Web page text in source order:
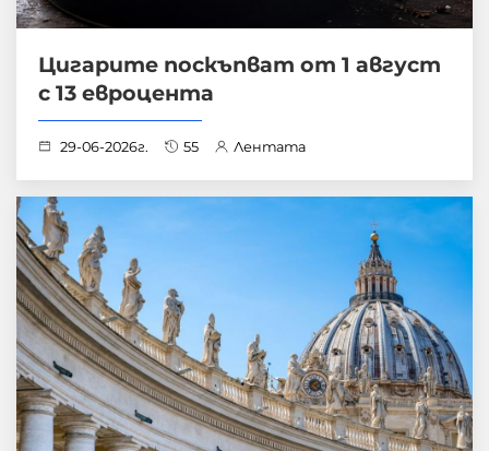
Цигарите поскъпват от 1 август
с 13 евроцента
29-06-2026г. 55 Лентата